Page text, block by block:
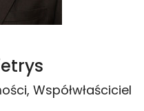
Współwłaściciel